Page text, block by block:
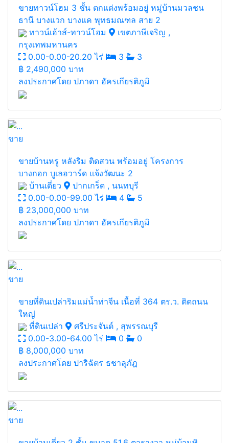
ขายทาวน์โฮม 3 ชั้น ตกแต่งพร้อมอยู่ หมู่บ้านมวลชน
ธานี บางแวก บางแค พุทธมณฑล สาย 2
ทาวน์เฮ้าส์-ทาวน์โฮม
เขตภาษีเจริญ ,
กรุงเทพมหานคร
0.00-0.00-20.20 ไร่
3
3
฿ 2,490,000 บาท
ลงประกาศโดย ปภาดา อัครเกียรติภูมิ
ขาย
ขายบ้านหรู หลังริม ติดสวน พร้อมอยู่ โครงการ
บางกอก บูเลอวาร์ด แจ้งวัฒนะ 2
บ้านเดี่ยว
ปากเกร็ด , นนทบุรี
0.00-0.00-99.00 ไร่
4
5
฿ 23,000,000 บาท
ลงประกาศโดย ปภาดา อัครเกียรติภูมิ
ขาย
ขายที่ดินเปล่าริมแม่น้ำท่าจีน เนื้อที่ 364 ตร.ว. ติดถนน
ใหญ่
ที่ดินเปล่า
ศรีประจันต์ , สุพรรณบุรี
0.00-3.00-64.00 ไร่
0
0
฿ 8,000,000 บาท
ลงประกาศโดย ปาริฉัตร ธชาลุภัฎ
ขาย